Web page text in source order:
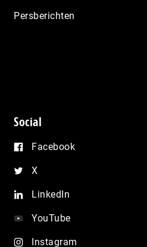
Persberichten
Social
Facebook
X
LinkedIn
YouTube
Instagram